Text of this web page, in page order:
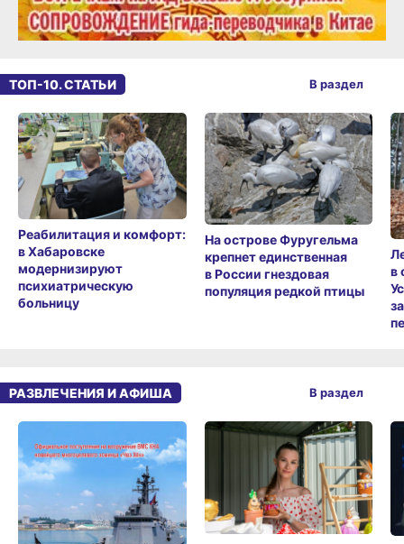
ТОП-10. СТАТЬИ
Реабилитация и комфорт:
в Хабаровске
модернизируют
психиатрическую
больницу
На острове Фуругельма
крепнет единственная
в России гнездовая
популяция редкой птицы
в
В раздел
РАЗВЛЕЧЕНИЯ И АФИША В раздел